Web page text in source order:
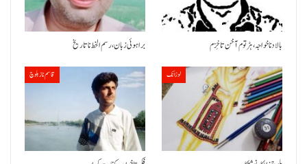
براہوئی زبان ،رسم الخط نا تاریخ بالاد نا خواجہ، ہڑتوم آ خن تا خِزم
قاسم ناز بلوچ لوزانک